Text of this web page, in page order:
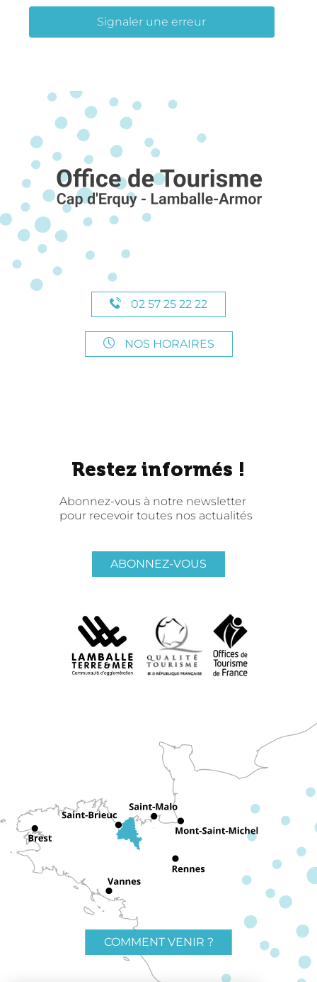
Signaler une erreur
02 57 25 22 22
NOS HORAIRES
Restez informés !
Abonnez-vous à notre newsletter
pour recevoir toutes nos actualités
ABONNEZ-VOUS
COMMENT VENIR ?